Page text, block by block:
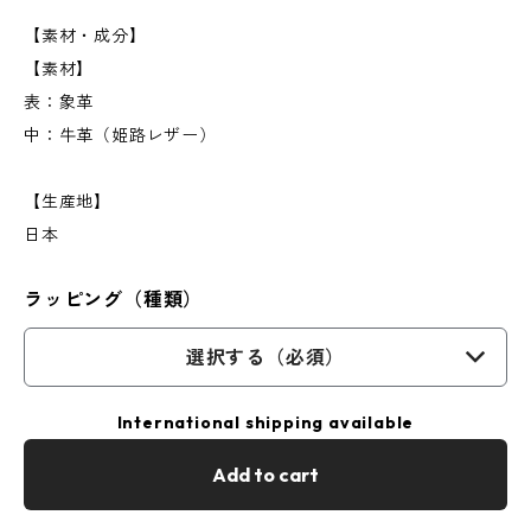
【素材・成分】
【素材】
表：象革
中：牛革（姫路レザー）
【生産地】
日本
ラッピング（種類）
選択する（必須）
International shipping available
Add to cart